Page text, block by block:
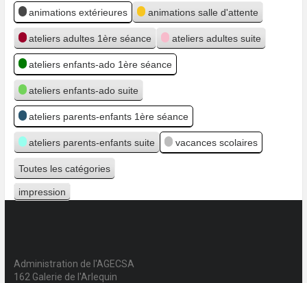
Catégories
animations extérieures animations salle d'attente
ateliers adultes 1ère séance ateliers adultes suite
ateliers enfants-ado 1ère séance
ateliers enfants-ado suite
ateliers parents-enfants 1ère séance
ateliers parents-enfants suite vacances scolaires
Toutes les catégories
Vue
impression
Administration de l'AGECSA
162 Galerie de l'Arlequin